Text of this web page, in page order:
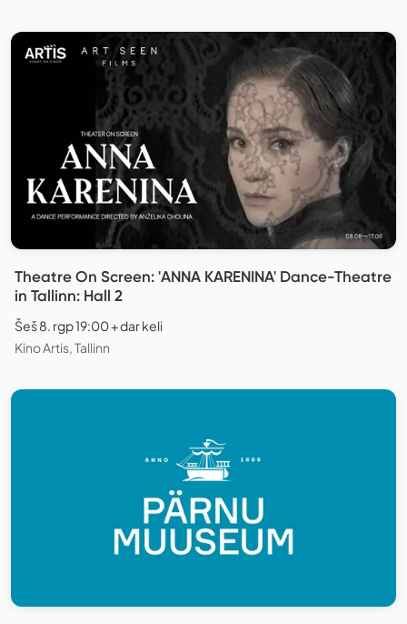
Theatre On Screen: 'ANNA KARENINA' Dance-Theatre
in Tallinn: Hall 2
Šeš 8. rgp 19:00 + dar keli
Kino Artis, Tallinn